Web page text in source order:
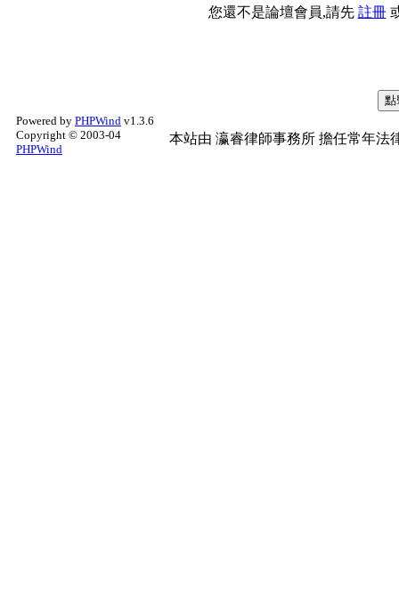
您還不是論壇會員,請先 註冊
Powered by PHPWind v1.3.6
Copyright © 2003-04
PHPWind
本站由 瀛睿律師事務所 擔任常年法